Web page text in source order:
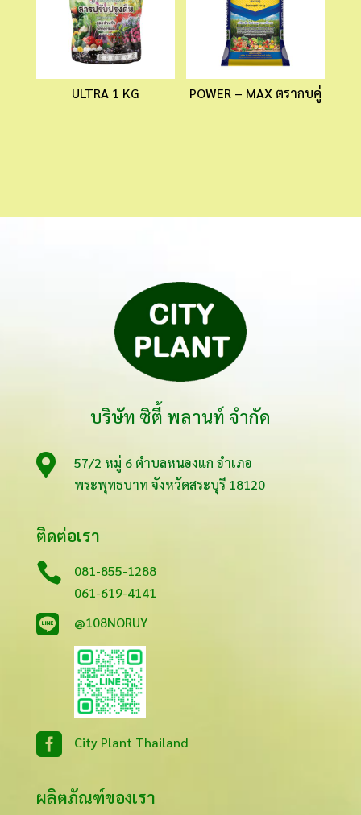
ULTRA 1 KG POWER – MAX ตรากบคู่
บริษัท ซิตี้ พลานท์ จำกัด

57/2 หมู่ 6 ตำบลหนองแก อำเภอ
พระพุทธบาท จังหวัดสระบุรี 18120
ติดต่อเรา

081-855-1288
061-619-4141
 @108NORUY
 City Plant Thailand
ผลิตภัณฑ์ของเรา